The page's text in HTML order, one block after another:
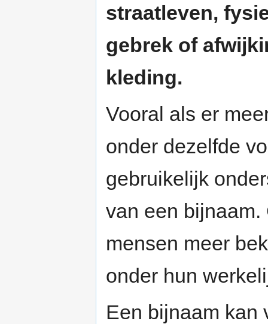
straatleven,
gebrek of
kleding.
Vooral als er
onder dezelfde
gebruikelijk
van een
mensen meer
onder hun
Een bijnaam kan